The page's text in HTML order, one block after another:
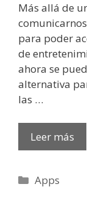
Más allá de
para poder
de
ahora se
alternativa
las …
Leer más
Categorías
Apps